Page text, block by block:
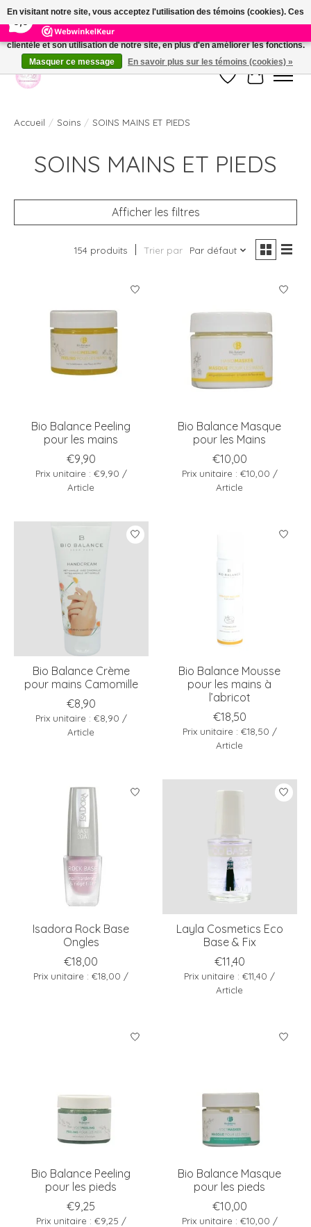
391 Reviews ×
Welkom bij de nieuwe webshop van Parfumerie Marie Rose
Liste dePanier
Accueil / Soins / SOINS MAINS ET PIEDS
SOINS MAINS ET PIEDS
Afficher les filtres
154 produits Trier par Par défaut
Bio Balance Peeling
pour les mains
€9,90
Prix unitaire : €9,90 /
Article
Bio Balance Masque
pour les Mains
€10,00
Prix unitaire : €10,00 /
Article
Bio Balance Crème
pour mains Camomille
€8,90
Prix unitaire : €8,90 /
Article
Bio Balance Mousse
pour les mains à
l’abricot
€18,50
Prix unitaire : €18,50 /
Article
Isadora Rock Base
Ongles
€18,00
Prix unitaire : €18,00 /
Layla Cosmetics Eco
Base & Fix
€11,40
Prix unitaire : €11,40 /
Article
Bio Balance Peeling
pour les pieds
€9,25
Prix unitaire : €9,25 /
Bio Balance Masque
pour les pieds
€10,00
Prix unitaire : €10,00 /
En visitant notre site, vous acceptez l'utilisation des témoins (cookies). Ces
derniers nous permettent de mieux comprendre la provenance de notre
clientèle et son utilisation de notre site, en plus d'en améliorer les fonctions.
Masquer ce message
En savoir plus sur les témoins (cookies) »